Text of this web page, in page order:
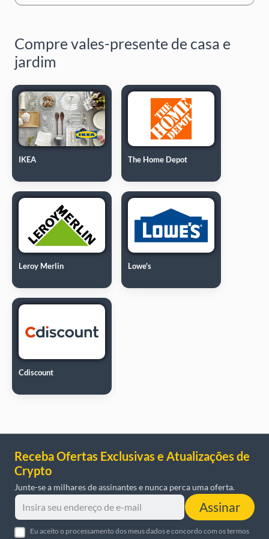
Compre vales-presente de casa e
jardim
IKEA The Home Depot
Leroy Merlin Lowe's
Cdiscount
Receba Ofertas Exclusivas e Atualizações de
Crypto
Junte-se a milhares de assinantes e nunca perca uma oferta.
Assinar
Eu aceito o processamento dos meus dados e concordo com os termos